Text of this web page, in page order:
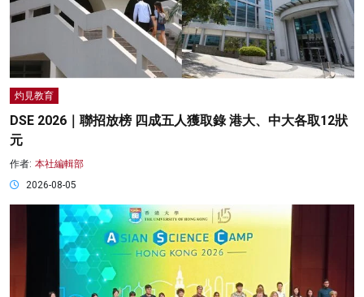
灼見教育
DSE 2026｜聯招放榜 四成五人獲取錄 港大、中大各取12狀
元
作者: 本社編輯部
2026-08-05